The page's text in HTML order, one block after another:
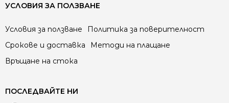
УСЛОВИЯ ЗА ПОЛЗВАНЕ
Условия за ползване
Политика за поверителност
Срокове и доставка
Методи на плащане
Връщане на стока
ПОСЛЕДВАЙТЕ НИ